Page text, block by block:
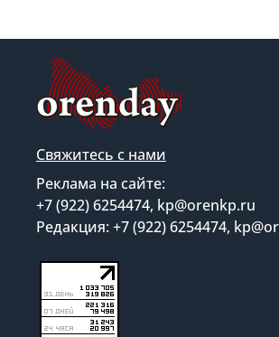
Свяжитесь с нами
Реклама на сайте:
+7 (922) 6254474, kp@orenkp.ru
Редакция: +7 (922) 6254474,